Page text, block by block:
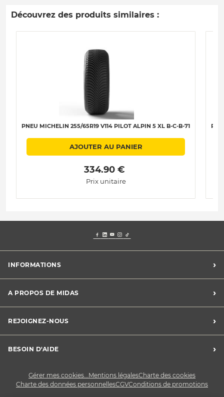
Découvrez des produits similaires :
PNEU MICHELIN 255/65R19 V114 PILOT ALPIN 5 XL B-C-B-71
AJOUTER AU PANIER
334.90 €
Prix unitaire
INFORMATIONS ›
Charte des cookies
Charte des données personnelles
CGV
Conditions de promotions
A PROPOS DE MIDAS ›
Midas France
Développement durable
REJOIGNEZ-NOUS ›
Devenez franchisé
BESOIN D'AIDE ›
Gérer mes cookies...Mentions légalesCharte des cookies
Charte des données personnellesCGVConditions de promotions